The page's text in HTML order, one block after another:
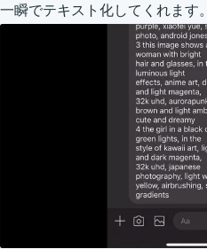
一瞬でテキスト化してくれます。